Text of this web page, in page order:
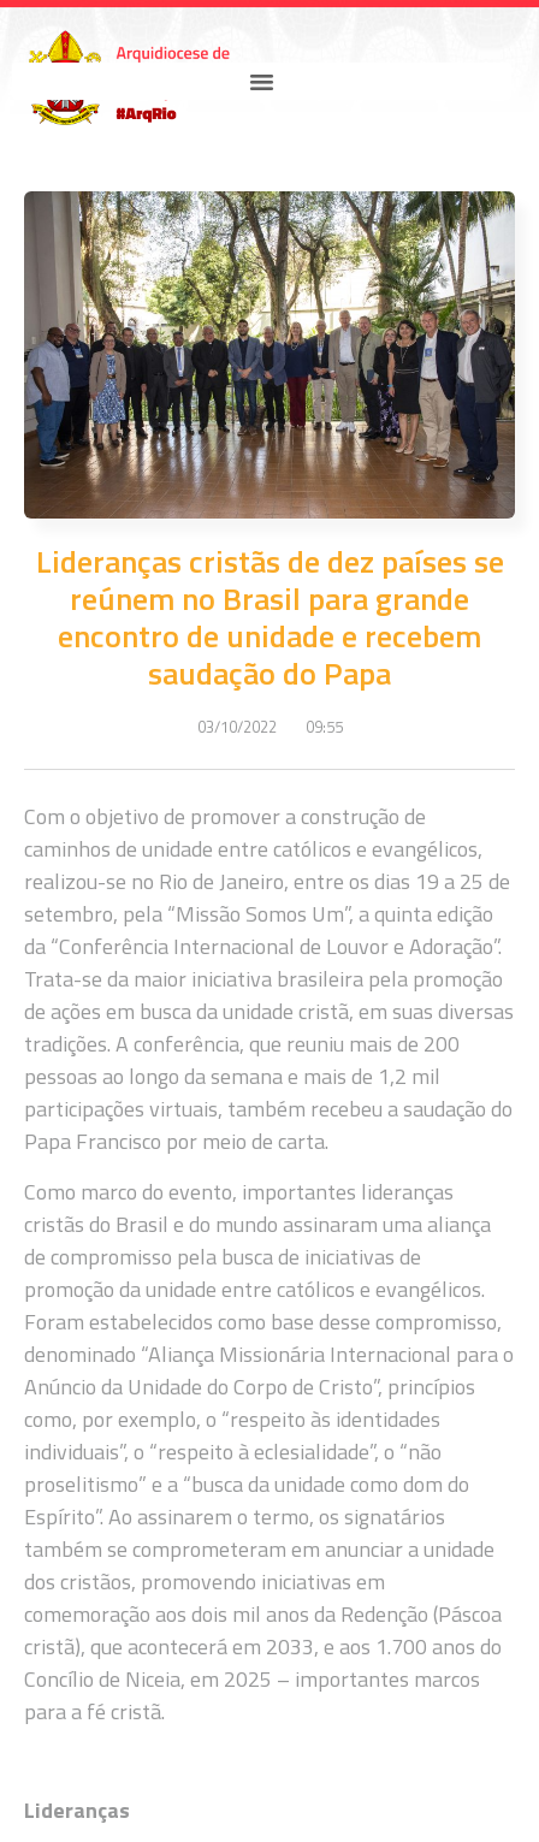
Lideranças cristãs de dez países se
reúnem no Brasil para grande
encontro de unidade e recebem
saudação do Papa
03/10/2022 09:55
Com o objetivo de promover a construção de
caminhos de unidade entre católicos e evangélicos,
realizou-se no Rio de Janeiro, entre os dias 19 a 25 de
setembro, pela “Missão Somos Um”, a quinta edição
da “Conferência Internacional de Louvor e Adoração”.
Trata-se da maior iniciativa brasileira pela promoção
de ações em busca da unidade cristã, em suas diversas
tradições. A conferência, que reuniu mais de 200
pessoas ao longo da semana e mais de 1,2 mil
participações virtuais, também recebeu a saudação do
Papa Francisco por meio de carta.
Como marco do evento, importantes lideranças
cristãs do Brasil e do mundo assinaram uma aliança
de compromisso pela busca de iniciativas de
promoção da unidade entre católicos e evangélicos.
Foram estabelecidos como base desse compromisso,
denominado “Aliança Missionária Internacional para o
Anúncio da Unidade do Corpo de Cristo”, princípios
como, por exemplo, o “respeito às identidades
individuais”, o “respeito à eclesialidade”, o “não
proselitismo” e a “busca da unidade como dom do
Espírito”. Ao assinarem o termo, os signatários
também se comprometeram em anunciar a unidade
dos cristãos, promovendo iniciativas em
comemoração aos dois mil anos da Redenção (Páscoa
cristã), que acontecerá em 2033, e aos 1.700 anos do
Concílio de Niceia, em 2025 – importantes marcos
para a fé cristã.
Lideranças